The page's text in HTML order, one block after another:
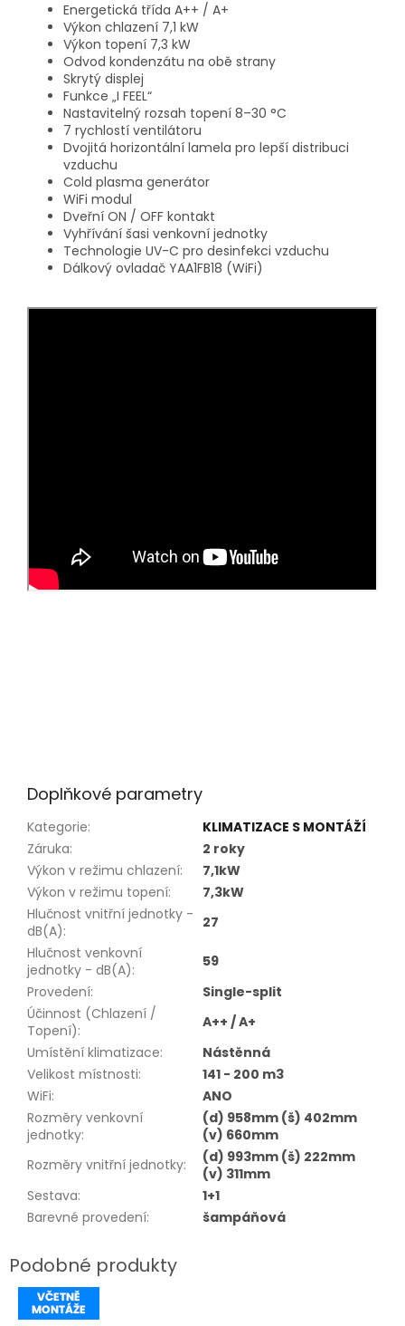
Energetická třída A++ / A+
Výkon chlazení 7,1 kW
Výkon topení 7,3 kW
Odvod kondenzátu na obě strany
Skrytý displej
Funkce „I FEEL“
Nastavitelný rozsah topení 8–30 °C
7 rychlostí ventilátoru
Dvojitá horizontální lamela pro lepší distribuci
vzduchu
Cold plasma generátor
WiFi modul
Dveřní ON / OFF kontakt
Vyhřívání šasi venkovní jednotky
Technologie UV-C pro desinfekci vzduchu
Dálkový ovladač YAA1FB18 (WiFi)
Doplňkové parametry
Kategorie:
KLIMATIZACE S MONTÁŽÍ
Záruka:
2 roky
Výkon v režimu chlazení:
7,1kW
Výkon v režimu topení:
7,3kW
Hlučnost vnitřní jednotky -
dB(A):
27
Hlučnost venkovní
jednotky - dB(A):
59
Provedení:
Single-split
Účinnost (Chlazení /
Topení):
A++ / A+
Umístění klimatizace:
Nástěnná
Velikost místnosti:
141 - 200 m3
WiFi:
ANO
Rozměry venkovní
jednotky:
(d) 958mm (š) 402mm
(v) 660mm
Rozměry vnitřní jednotky:
(d) 993mm (š) 222mm
(v) 311mm
Sestava:
1+1
Barevné provedení: šampáňová